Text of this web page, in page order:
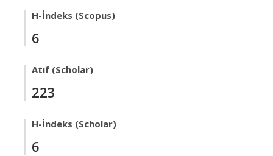
H-İndeks (Scopus)
6
Atıf (Scholar)
223
H-İndeks (Scholar)
6